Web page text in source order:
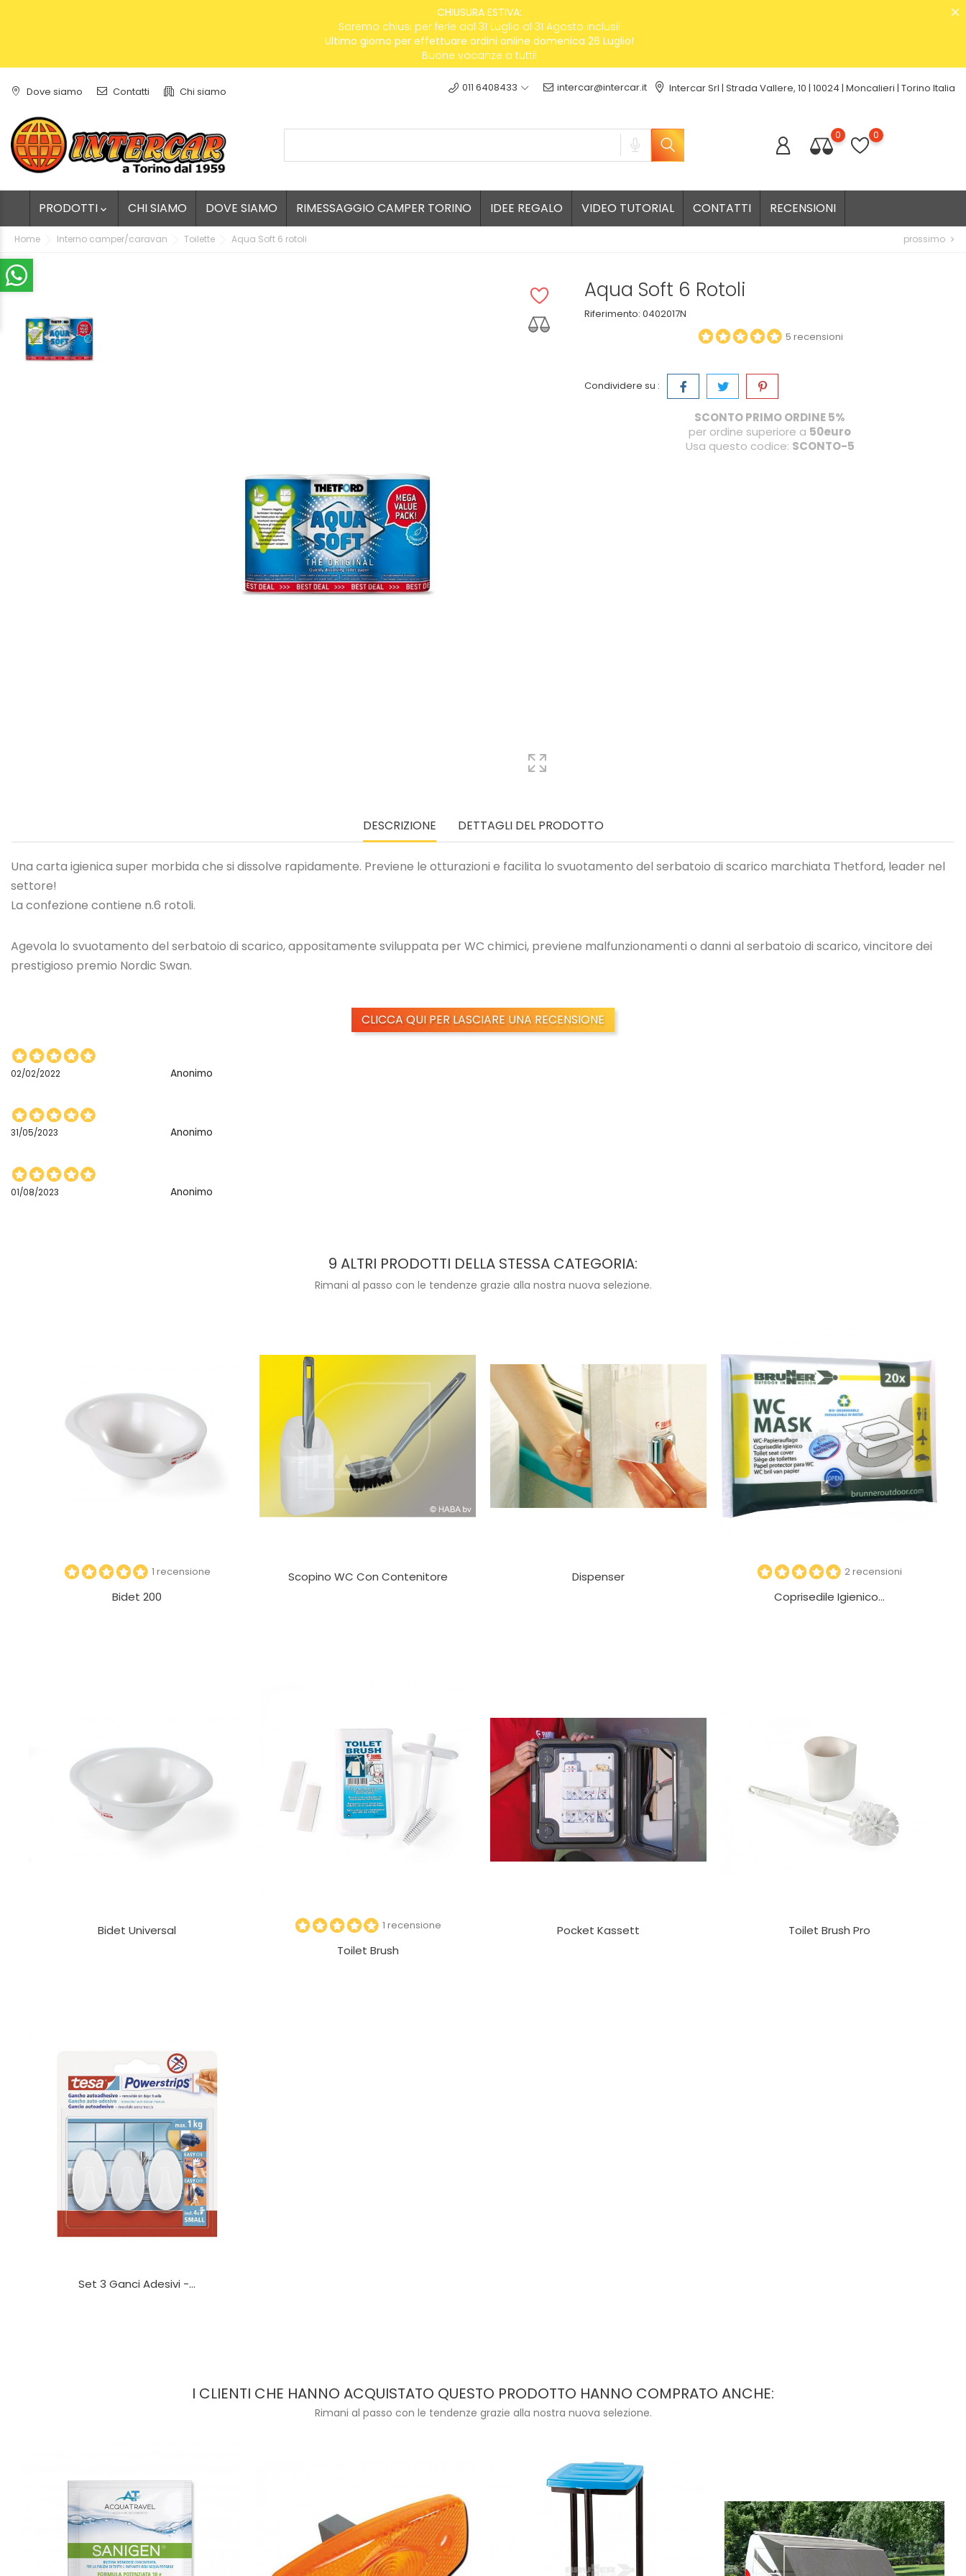
CHIUSURA ESTIVA:
Saremo chiusi per ferie dal 31 Luglio al 31 Agosto inclusi!
Ultimo giorno per effettuare ordini online domenica 26 Luglio!
Buone vacanze a tutti!
Dove siamo Contatti Chi siamo 011 6408433 intercar@intercar.it Intercar Srl | Strada Vallere, 10 | 10024 | Moncalieri | Torino Italia
0 0
PRODOTTI  CHI SIAMO DOVE SIAMO RIMESSAGGIO CAMPER TORINO IDEE REGALO VIDEO TUTORIAL CONTATTI RECENSIONI
Home Interno camper/caravan Toilette Aqua Soft 6 rotoli prossimo chevron_right
Aqua Soft 6 Rotoli
Riferimento: 0402017N
5 recensioni
Condividere su :
SCONTO PRIMO ORDINE 5%
per ordine superiore a 50euro
Usa questo codice: SCONTO-5
DESCRIZIONE DETTAGLI DEL PRODOTTO
Una carta igienica super morbida che si dissolve rapidamente. Previene le otturazioni e facilita lo svuotamento del serbatoio di scarico marchiata Thetford, leader nel
settore!
La confezione contiene n.6 rotoli.
Agevola lo svuotamento del serbatoio di scarico, appositamente sviluppata per WC chimici, previene malfunzionamenti o danni al serbatoio di scarico, vincitore dei
prestigioso premio Nordic Swan.
CLICCA QUI PER LASCIARE UNA RECENSIONE
02/02/2022 Anonimo
31/05/2023 Anonimo
01/08/2023 Anonimo
9 ALTRI PRODOTTI DELLA STESSA CATEGORIA:
Rimani al passo con le tendenze grazie alla nostra nuova selezione.
1 recensione
Bidet 200
Scopino WC Con Contenitore Dispenser 2 recensioni
Coprisedile Igienico...
Bidet Universal 1 recensione
Toilet Brush
Pocket Kassett Toilet Brush Pro
Set 3 Ganci Adesivi -...
I CLIENTI CHE HANNO ACQUISTATO QUESTO PRODOTTO HANNO COMPRATO ANCHE:
Rimani al passo con le tendenze grazie alla nostra nuova selezione.